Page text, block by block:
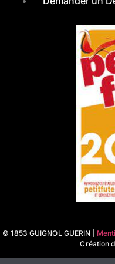
© 1853 GUIGNOL GUERIN |
Création